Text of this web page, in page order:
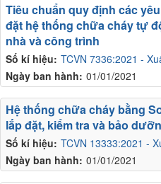
Số kí hiệu: TCVN 7336:2021 -
Ngày ban hành: 01/01/2021
Tiêu chuẩn quy định các
đặt hệ thống chữa cháy tự
nhà và công trình
Số kí hiệu: TCVN 13333:2021 -
Ngày ban hành: 01/01/2021
Hệ thống chữa cháy bằng
lắp đặt, kiểm tra và bảo